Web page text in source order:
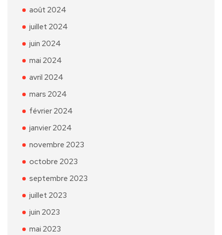
août 2024
juillet 2024
juin 2024
mai 2024
avril 2024
mars 2024
février 2024
janvier 2024
novembre 2023
octobre 2023
septembre 2023
juillet 2023
juin 2023
mai 2023